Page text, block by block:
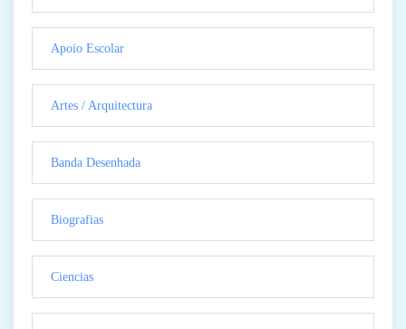
Apoio Escolar
Artes / Arquitectura
Banda Desenhada
Biografias
Ciencias